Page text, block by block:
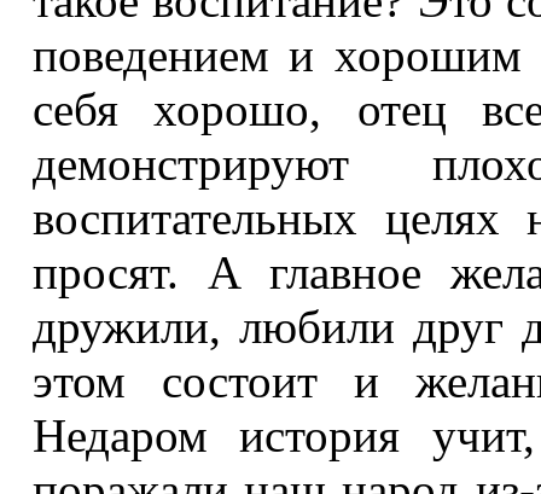
поведением и хорошим
себя хорошо, отец
демонстрируют
воспитательных
просят. А главное
дружили, любили друг
этом состоит и
Недаром история